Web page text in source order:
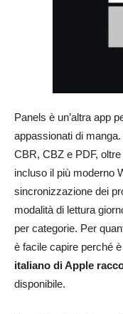
Panels è un’altra app
appassionati di
CBR, CBZ e PDF,
incluso il più moderno
sincronizzazione dei
modalità di lettura
per categorie. Per
è facile capire perché
italiano di Apple
disponibile.